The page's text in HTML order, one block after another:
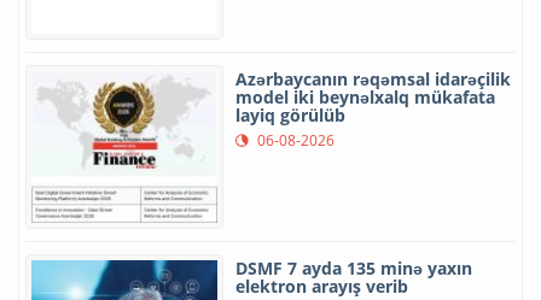
Azərbaycanın rəqəmsal idarəçilik
model iki beynəlxalq mükafata
layiq görülüb
06-08-2026
DSMF 7 ayda 135 minə yaxın
elektron arayış verib